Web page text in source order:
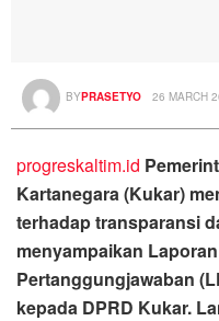
BYPRASETYO 26 MARCH
progreskaltim.id
Kartanegara (Kukar)
terhadap transparansi
menyampaikan
Pertanggungjawaban
kepada DPRD Kukar.